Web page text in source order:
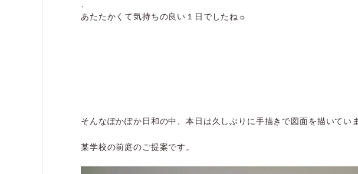
、
あたたかくて気持ちの良い１日でしたね☼
そんなぽかぽか日和の中、本日は久しぶりに手描きで図面を描いていま
某学校の前庭のご提案です。